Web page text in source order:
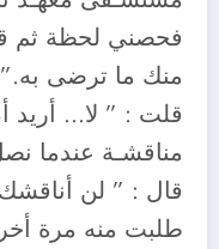
فحصني لحظة ثم
منك ما ترضى به.”
قلت : ” لا…
مناقشـة عندما
قال : ” لن
طلبت منه مرة